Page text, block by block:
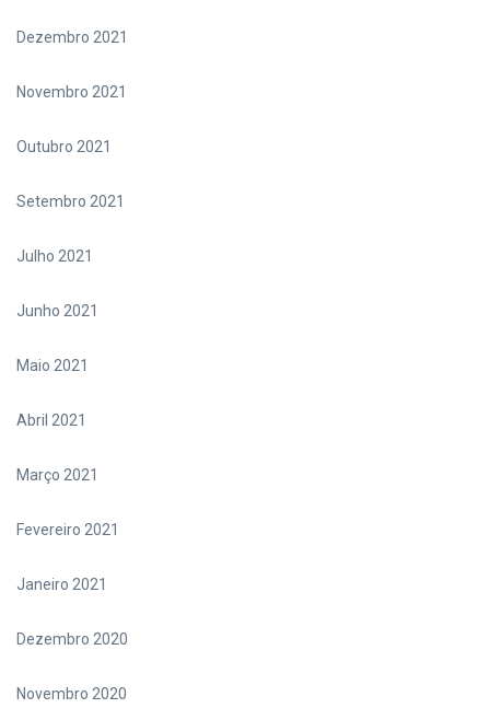
Dezembro 2021
Novembro 2021
Outubro 2021
Setembro 2021
Julho 2021
Junho 2021
Maio 2021
Abril 2021
Março 2021
Fevereiro 2021
Janeiro 2021
Dezembro 2020
Novembro 2020